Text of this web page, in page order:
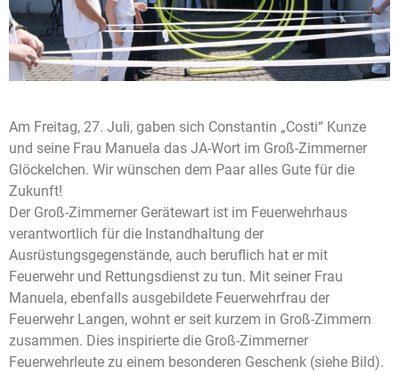
Am Freitag, 27. Juli, gaben sich Constantin „Costi“ Kunze
und seine Frau Manuela das JA-Wort im Groß-Zimmerner
Glöckelchen. Wir wünschen dem Paar alles Gute für die
Zukunft!
Der Groß-Zimmerner Gerätewart ist im Feuerwehrhaus
verantwortlich für die Instandhaltung der
Ausrüstungsgegenstände, auch beruflich hat er mit
Feuerwehr und Rettungsdienst zu tun. Mit seiner Frau
Manuela, ebenfalls ausgebildete Feuerwehrfrau der
Feuerwehr Langen, wohnt er seit kurzem in Groß-Zimmern
zusammen. Dies inspirierte die Groß-Zimmerner
Feuerwehrleute zu einem besonderen Geschenk (siehe Bild).